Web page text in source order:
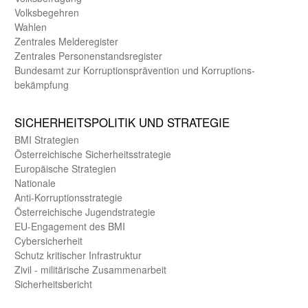
Volks­begehren
Wahlen
Zentrales Melde­register
Zentrales Personen­stands­register
Bundes­amt zur Korrup­tions­prävention und Korrup­tions­
bekämpfung
SICHER­HEITS­POLITIK UND STRATEGIE
BMI Strategien
Öster­reichische Sicherheits­strategie
Europäische Strategien
Nationale
Anti-Korruptions­strategie
Öster­reichische Jugend­strategie
EU-Engagement des BMI
Cybersicherheit
Schutz kritischer Infra­struktur
Zivil - militärische Zusammen­arbeit
Sicherheits­bericht